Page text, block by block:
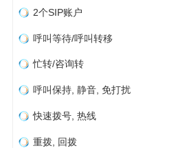
2个SIP账户
呼叫等待/呼叫转移
忙转/咨询转
呼叫保持, 静音, 免打扰
快速拨号, 热线
重拨, 回拨